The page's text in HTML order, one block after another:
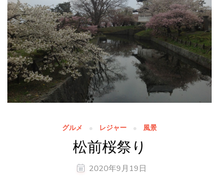
グルメ レジャー 風景
松前桜祭り
2020年9月19日